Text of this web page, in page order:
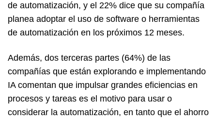
de automatización, y el 22% dice que su compañía
planea adoptar el uso de software o herramientas
de automatización en los próximos 12 meses.
Además, dos terceras partes (64%) de las
compañías que están explorando e implementando
IA comentan que impulsar grandes eficiencias en
procesos y tareas es el motivo para usar o
considerar la automatización, en tanto que el ahorro